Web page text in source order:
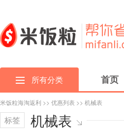
所有分类 首页
米饭粒海淘返利 >> 优惠列表 >> 机械表
标签 机械表